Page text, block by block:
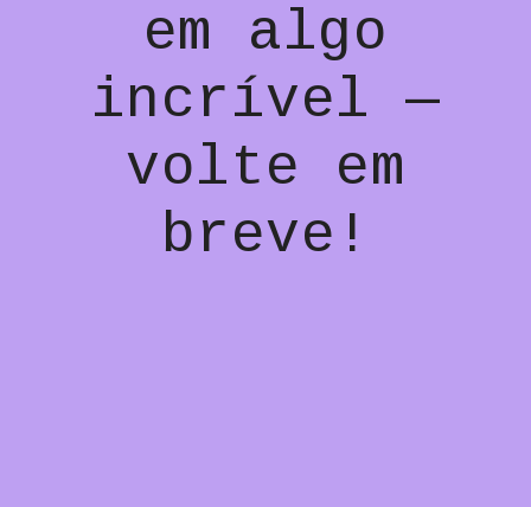
em algo
incrível —
volte em
breve!